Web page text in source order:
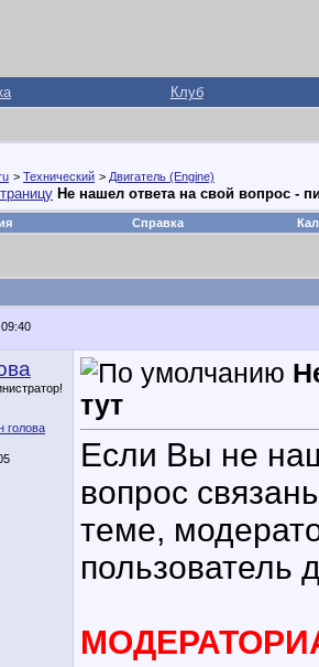
Клуб
> Технический > Двигатель (Engine)
Не нашел ответа на свой вопрос -
Справка
тут
Если Вы не
вопрос
теме,
пользователь